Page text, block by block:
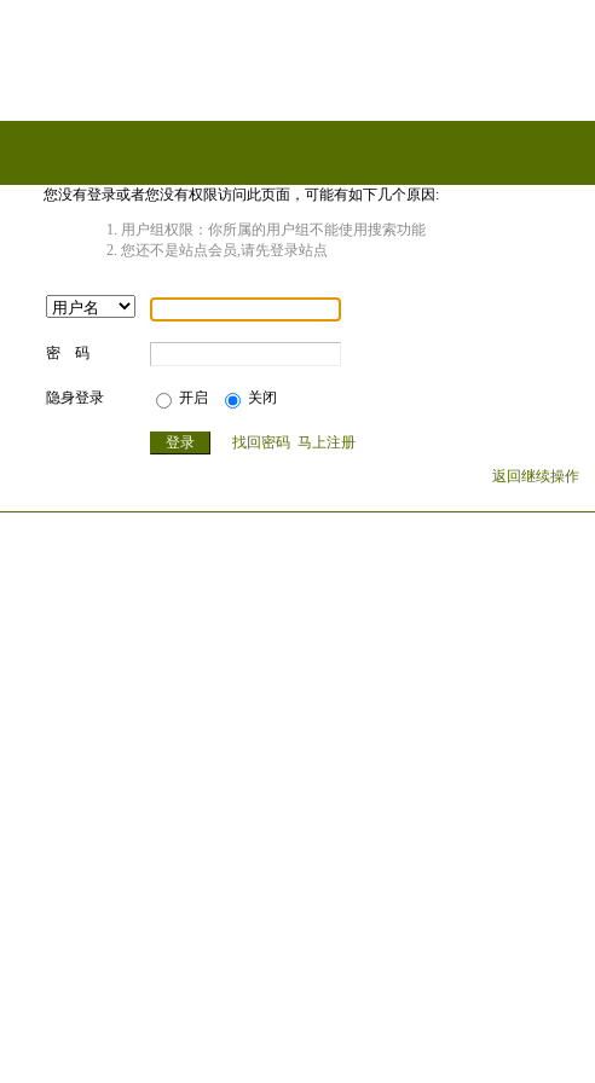
您没有登录或者您没有权限访问此页面，可能有如下几个原因:
用户组权限：你所属的用户组不能使用搜索功能
您还不是站点会员,请先登录站点
密 码
隐身登录 开启 关闭
找回密码 马上注册
返回继续操作